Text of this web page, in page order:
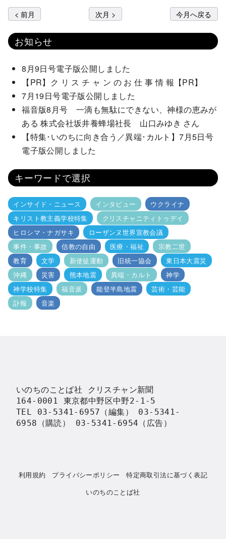
< 前月 次月 > 今月へ戻る
お知らせ
8月9日号電子版公開しました
【PR】ク リ ス チ ャ ン の お 仕 事 情 報【PR】
7月19日号電子版公開しました
福音版8月号 一滴も無駄にできない、神様の恵みが
ある 株式会社坂井養蜂場社長 山口みゆき さん
【特集･いのちに向き合う／異端･カルト】7月5日号
電子版公開しました
キーワードで選択
インサイド・ニュース インタビュー
ウクライナ
キリスト教主義学校特集
クリスチャニティトゥデイ
ヒロシマ・ナガサキ
ローザンヌ世界宣教会議
事件・事故
信教の自由 医療・福祉
宗教二世
教育
文学 新使徒運動 旧統一協会
東日本大震災
沖縄
災害 熊本地震 異端・カルト
神学
神学校特集
福音派 能登半島地震
芸術・芸能
訃報
音楽
いのちのことば社 クリスチャン新聞
164-0001 東京都中野区中野2-1-5
TEL 03-5341-6957（編集） 03-5341-
6958（購読） 03-5341-6954（広告）
利用規約 プライバシーポリシー
特定商取引法に基づく表記
いのちのことば社